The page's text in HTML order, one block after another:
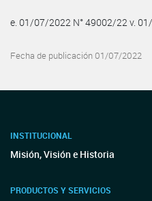
e. 01/07/2022 N° 49002/22 v.
Fecha de publicación 01/07/2022
INSTITUCIONAL
Misión, Visión e Historia
PRODUCTOS Y SERVICIOS